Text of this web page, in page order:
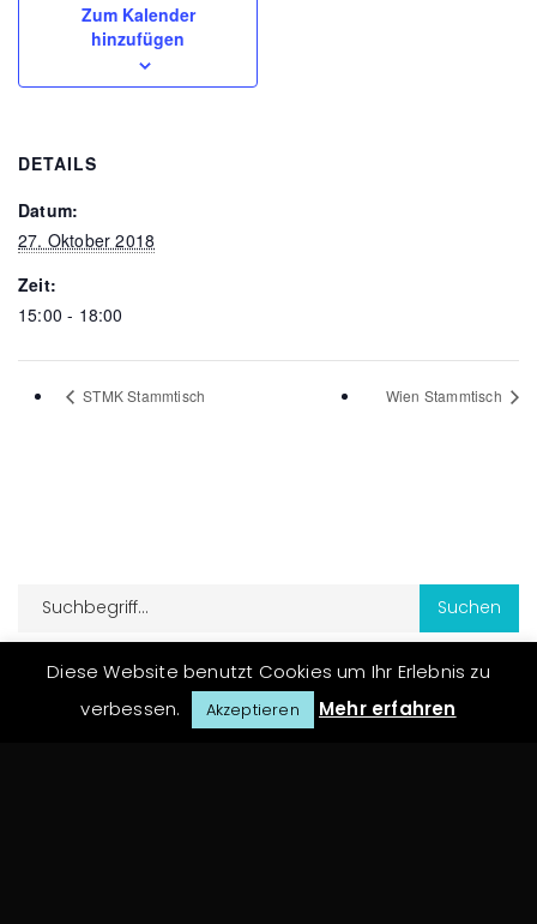
Zum Kalender
hinzufügen
DETAILS
Datum:
27. Oktober 2018
Zeit:
15:00 - 18:00
STMK Stammtisch Wien Stammtisch
Diese Website benutzt Cookies um Ihr Erlebnis zu
verbessen.
Akzeptieren Mehr erfahren